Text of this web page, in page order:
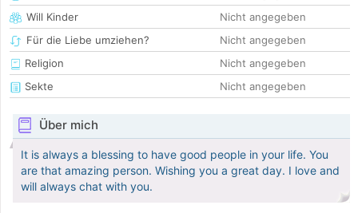
Will Kinder
Nicht angegeben
Für die Liebe umziehen?
Nicht angegeben
Religion
Nicht angegeben
Sekte
Nicht angegeben
Über mich
It is always a blessing to have good people in your life. You
are that amazing person. Wishing you a great day. I love and
will always chat with you.